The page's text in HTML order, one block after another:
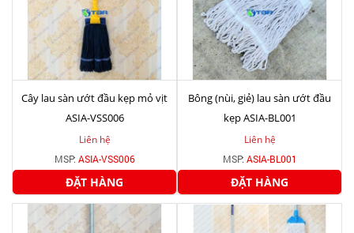
Cây lau sàn ướt đầu kẹp mỏ vịt
ASIA-VSS006
Liên hệ
MSP: ASIA-VSS006
ĐẶT HÀNG
Bông (nùi, giẻ) lau sàn ướt đầu
kẹp ASIA-BL001
Liên hệ
MSP: ASIA-BL001
ĐẶT HÀNG